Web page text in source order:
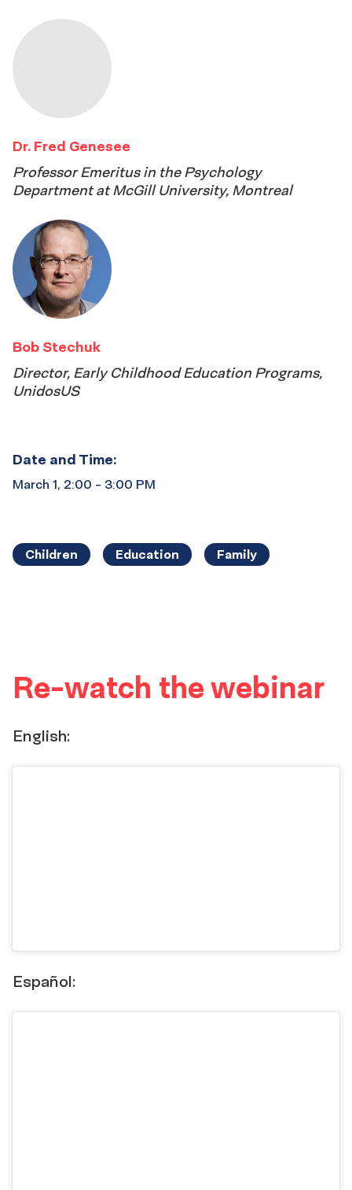
Dr. Fred Genesee
Professor Emeritus in the Psychology
Department at McGill University, Montreal
Bob Stechuk
Director, Early Childhood Education Programs,
UnidosUS
Date and Time:
March 1, 2:00 - 3:00 PM
Children Education Family
Re-watch the webinar
English:
Español: